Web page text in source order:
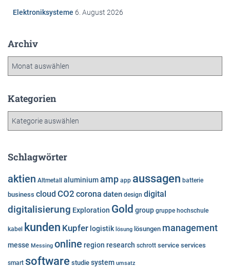
Elektroniksysteme 6. August 2026
Archiv
h
Kategorien
g
r
i
e
Schlagwörter
aktien Altmetall aluminiumamp app aussagen batterie
business cloud CO2 corona daten design digital
digitalisierung Exploration Gold group gruppe hochschule
kabel kunden Kupfer logistik lösung lösungen management
messe Messing online region research schrott service services
smart software studie system umsatz